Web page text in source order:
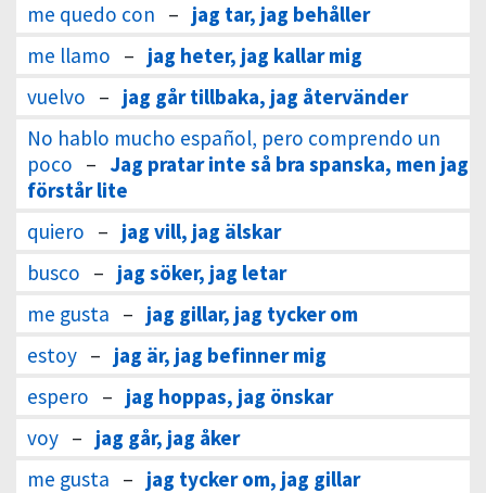
me quedo con – jag tar, jag behåller
me llamo – jag heter, jag kallar mig
vuelvo – jag går tillbaka, jag återvänder
No hablo mucho español, pero comprendo un
poco – Jag pratar inte så bra spanska, men jag
förstår lite
quiero – jag vill, jag älskar
busco – jag söker, jag letar
me gusta – jag gillar, jag tycker om
estoy – jag är, jag befinner mig
espero – jag hoppas, jag önskar
voy – jag går, jag åker
me gusta – jag tycker om, jag gillar